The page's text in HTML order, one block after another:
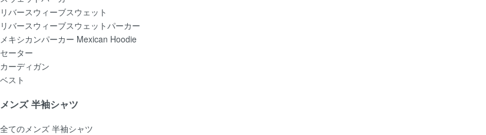
リバースウィーブスウェット
リバースウィーブスウェットパーカー
メキシカンパーカー Mexican Hoodie
セーター
カーディガン
ベスト
メンズ 半袖シャツ
全てのメンズ 半袖シャツ